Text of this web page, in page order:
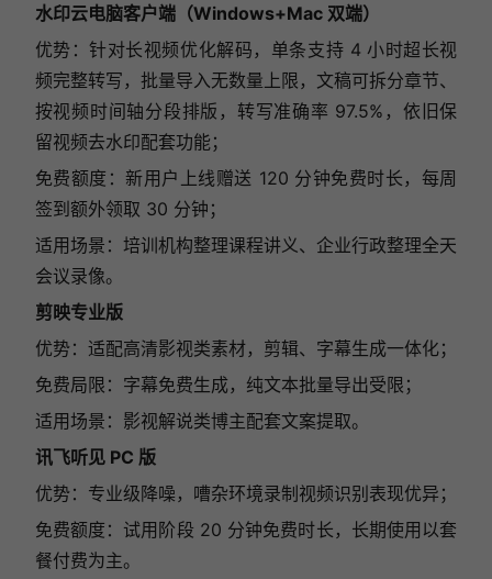
水印云电脑客户端（Windows+Mac 双端）
优势：针对长视频优化解码，单条支持 4 小时超长视
频完整转写，批量导入无数量上限，文稿可拆分章节、
按视频时间轴分段排版，转写准确率 97.5%，依旧保
留视频去水印配套功能；
免费额度：新用户上线赠送 120 分钟免费时长，每周
签到额外领取 30 分钟；
适用场景：培训机构整理课程讲义、企业行政整理全天
会议录像。
剪映专业版
优势：适配高清影视类素材，剪辑、字幕生成一体化；
免费局限：字幕免费生成，纯文本批量导出受限；
适用场景：影视解说类博主配套文案提取。
讯飞听见 PC 版
优势：专业级降噪，嘈杂环境录制视频识别表现优异；
免费额度：试用阶段 20 分钟免费时长，长期使用以套
餐付费为主。